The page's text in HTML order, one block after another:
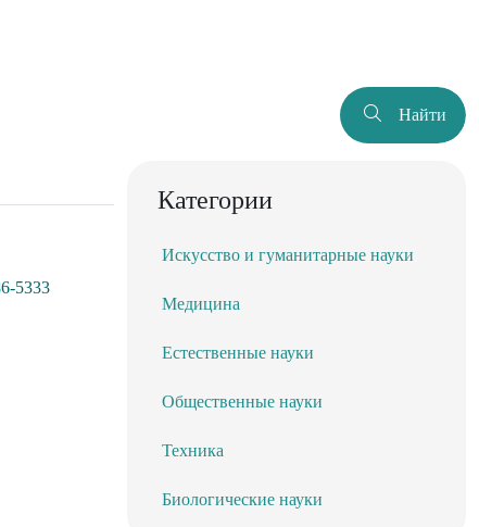
Найти
5333
Категории
Искусство и гуманитарные науки
Медицина
Естественные науки
Общественные науки
Техника
Биологические науки